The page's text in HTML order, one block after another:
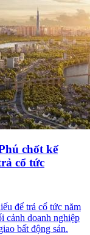
chốt kế
cổ tức
để trả cổ tức năm
cảnh doanh nghiệp
bất động sản.